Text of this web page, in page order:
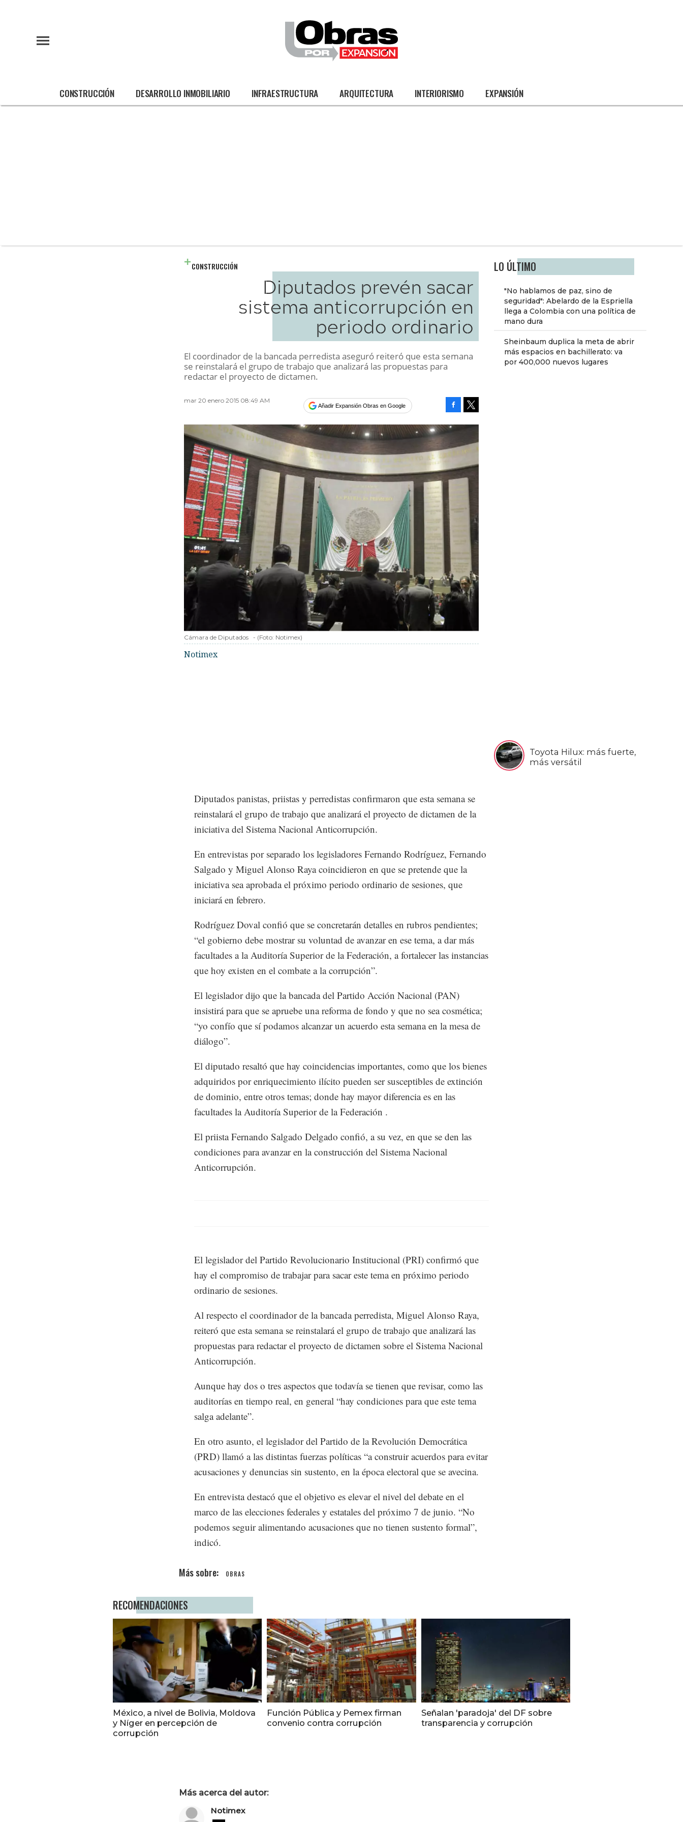
CONSTRUCCIÓN DESARROLLO INMOBILIARIO INFRAESTRUCTURA ARQUITECTURA INTERIORISMO EXPANSIÓN
LO ÚLTIMO
"No hablamos de paz, sino de
seguridad": Abelardo de la Espriella
llega a Colombia con una política de
mano dura
Sheinbaum duplica la meta de abrir
más espacios en bachillerato: va
por 400,000 nuevos lugares
Toyota Hilux: más fuerte,
más versátil
CONSTRUCCIÓN
Diputados prevén sacar
sistema anticorrupción en
periodo ordinario
El coordinador de la bancada perredista aseguró reiteró que esta semana
se reinstalará el grupo de trabajo que analizará las propuestas para
redactar el proyecto de dictamen.
mar 20 enero 2015 08:49 AM
Añadir Expansión Obras en Google
Cámara de Diputados - (Foto: Notimex)
Notimex
Diputados panistas, priistas y perredistas confirmaron que esta semana se
reinstalará el grupo de trabajo que analizará el proyecto de dictamen de la
iniciativa del Sistema Nacional Anticorrupción.
En entrevistas por separado los legisladores Fernando Rodríguez, Fernando
Salgado y Miguel Alonso Raya coincidieron en que se pretende que la
iniciativa sea aprobada el próximo periodo ordinario de sesiones, que
iniciará en febrero.
Rodríguez Doval confió que se concretarán detalles en rubros pendientes;
“el gobierno debe mostrar su voluntad de avanzar en ese tema, a dar más
facultades a la Auditoría Superior de la Federación, a fortalecer las instancias
que hoy existen en el combate a la corrupción”.
El legislador dijo que la bancada del Partido Acción Nacional (PAN)
insistirá para que se apruebe una reforma de fondo y que no sea cosmética;
“yo confío que sí podamos alcanzar un acuerdo esta semana en la mesa de
diálogo”.
El diputado resaltó que hay coincidencias importantes, como que los bienes
adquiridos por enriquecimiento ilícito pueden ser susceptibles de extinción
de dominio, entre otros temas; donde hay mayor diferencia es en las
facultades la Auditoría Superior de la Federación .
El priista Fernando Salgado Delgado confió, a su vez, en que se den las
condiciones para avanzar en la construcción del Sistema Nacional
Anticorrupción.
El legislador del Partido Revolucionario Institucional (PRI) confirmó que
hay el compromiso de trabajar para sacar este tema en próximo periodo
ordinario de sesiones.
Al respecto el coordinador de la bancada perredista, Miguel Alonso Raya,
reiteró que esta semana se reinstalará el grupo de trabajo que analizará las
propuestas para redactar el proyecto de dictamen sobre el Sistema Nacional
Anticorrupción.
Aunque hay dos o tres aspectos que todavía se tienen que revisar, como las
auditorías en tiempo real, en general “hay condiciones para que este tema
salga adelante”.
En otro asunto, el legislador del Partido de la Revolución Democrática
(PRD) llamó a las distintas fuerzas políticas “a construir acuerdos para evitar
acusaciones y denuncias sin sustento, en la época electoral que se avecina.
En entrevista destacó que el objetivo es elevar el nivel del debate en el
marco de las elecciones federales y estatales del próximo 7 de junio. “No
podemos seguir alimentando acusaciones que no tienen sustento formal”,
indicó.
OBRAS
RECOMENDACIONES
México, a nivel de Bolivia, Moldova
y Níger en percepción de
corrupción
Función Pública y Pemex firman
convenio contra corrupción
Señalan 'paradoja' del DF sobre
transparencia y corrupción
Más acerca del autor:
Notimex